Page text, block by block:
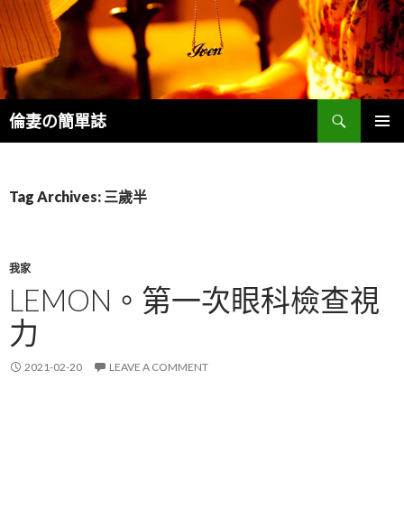
倫妻の簡單誌
Search
Tag Archives: 三歲半
我家
LEMON。第一次眼科檢查視
力
2021-02-20 LEAVE A COMMENT